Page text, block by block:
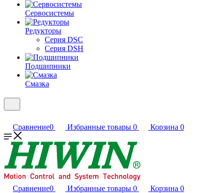
Сервосистемы
Редукторы
Серия DSC
Серия DSH
Подшипники
Смазка
Сравнение0 Избранные товары 0 Корзина 0
Сравнение0 Избранные товары 0 Корзина 0